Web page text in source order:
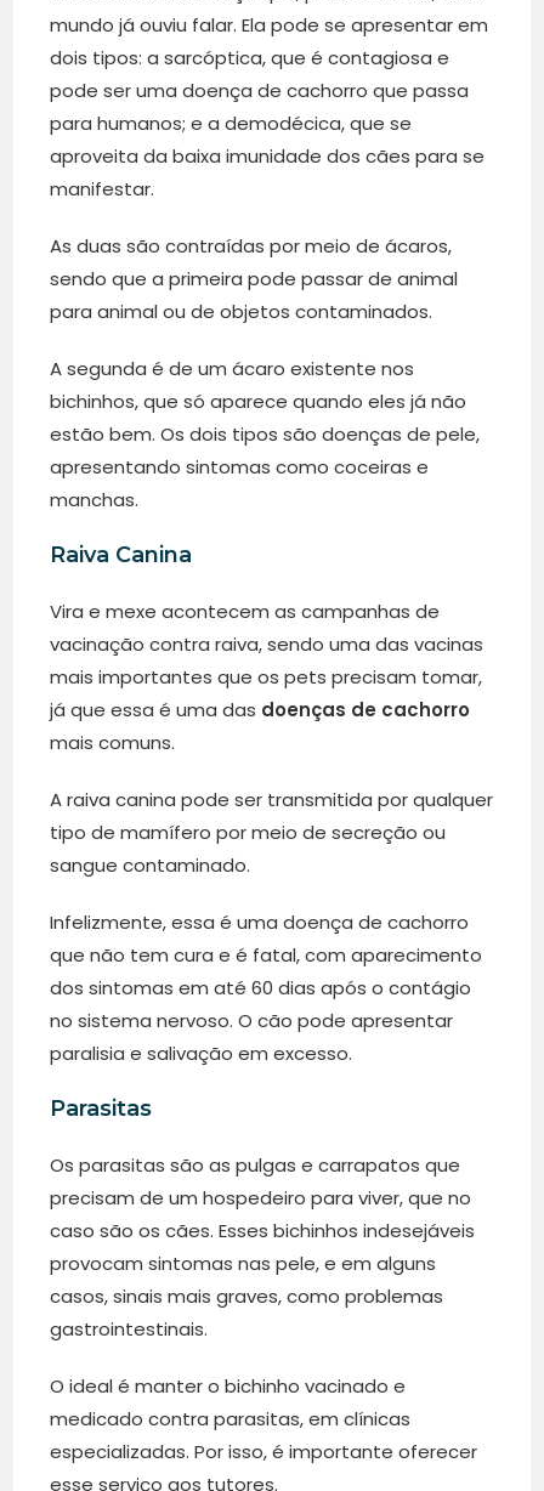
mundo já ouviu falar. Ela pode se apresentar em
dois tipos: a sarcóptica, que é contagiosa e
pode ser uma doença de cachorro que passa
para humanos; e a demodécica, que se
aproveita da baixa imunidade dos cães para se
manifestar.
As duas são contraídas por meio de ácaros,
sendo que a primeira pode passar de animal
para animal ou de objetos contaminados.
A segunda é de um ácaro existente nos
bichinhos, que só aparece quando eles já não
estão bem. Os dois tipos são doenças de pele,
apresentando sintomas como coceiras e
manchas.
Raiva Canina
Vira e mexe acontecem as campanhas de
vacinação contra raiva, sendo uma das vacinas
mais importantes que os pets precisam tomar,
já que essa é uma das doenças de cachorro
mais comuns.
A raiva canina pode ser transmitida por qualquer
tipo de mamífero por meio de secreção ou
sangue contaminado.
Infelizmente, essa é uma doença de cachorro
que não tem cura e é fatal, com aparecimento
dos sintomas em até 60 dias após o contágio
no sistema nervoso. O cão pode apresentar
paralisia e salivação em excesso.
Parasitas
Os parasitas são as pulgas e carrapatos que
precisam de um hospedeiro para viver, que no
caso são os cães. Esses bichinhos indesejáveis
provocam sintomas nas pele, e em alguns
casos, sinais mais graves, como problemas
gastrointestinais.
O ideal é manter o bichinho vacinado e
medicado contra parasitas, em clínicas
especializadas. Por isso, é importante oferecer
esse serviço aos tutores.